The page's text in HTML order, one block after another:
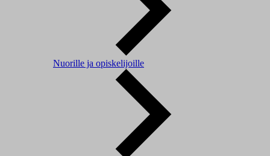
Nuorille ja opiskelijoille